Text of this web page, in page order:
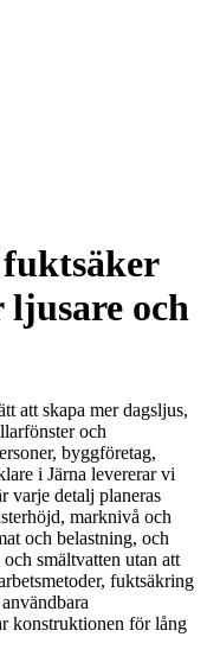
ljusare och
att skapa mer dagsljus,
och
byggföretag,
i Järna levererar vi
varje detalj planeras
marknivå och
och belastning, och
smältvatten utan att
fuktsäkring
konstruktionen för lång